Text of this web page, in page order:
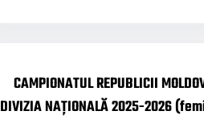
CAMPIONATUL REPUBLICII
DIVIZIA NAȚIONALĂ 2025-2026